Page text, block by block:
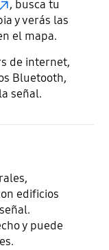
, busca tu
y verás las
el mapa.
de internet,
Bluetooth,
señal.
edificios
y puede